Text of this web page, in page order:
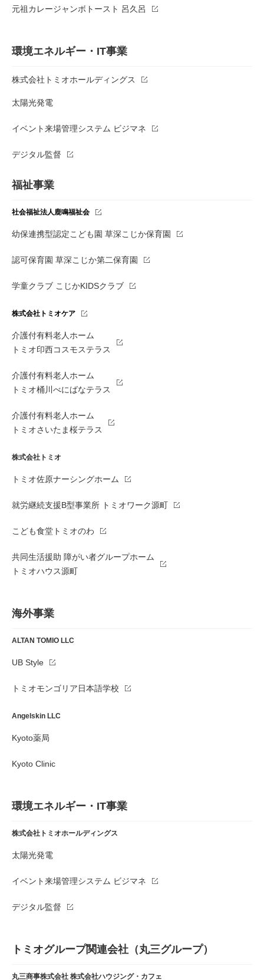
元祖カレージャンボトースト 呂久呂
環境エネルギー・IT事業
株式会社トミオホールディングス
太陽光発電
イベント来場管理システム ビジマネ
デジタル監督
福祉事業
社会福祉法人鹿鳴福祉会
幼保連携型認定こども園 草深こじか保育園
認可保育園 草深こじか第二保育園
学童クラブ こじかKIDSクラブ
株式会社トミオケア
介護付有料老人ホーム
トミオ印西コスモステラス
介護付有料老人ホーム
トミオ桶川べにばなテラス
介護付有料老人ホーム
トミオさいたま桜テラス
株式会社トミオ
トミオ佐原ナーシングホーム
就労継続支援B型事業所 トミオワーク源町
こども食堂トミオのわ
共同生活援助 障がい者グループホーム
トミオハウス源町
海外事業
ALTAN TOMIO LLC
UB Style
トミオモンゴリア日本語学校
Angelskin LLC
Kyoto薬局
Kyoto Clinic
環境エネルギー・IT事業
株式会社トミオホールディングス
太陽光発電
イベント来場管理システム ビジマネ
デジタル監督
トミオグループ関連会社（丸三グループ）
丸三商事株式会社 株式会社ハウジング・カフェ